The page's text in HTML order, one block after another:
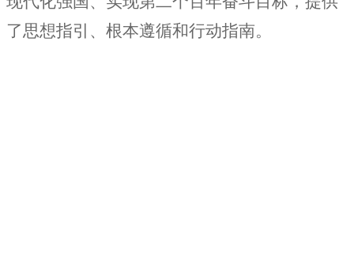
了思想指引、根本遵循和行动指南。